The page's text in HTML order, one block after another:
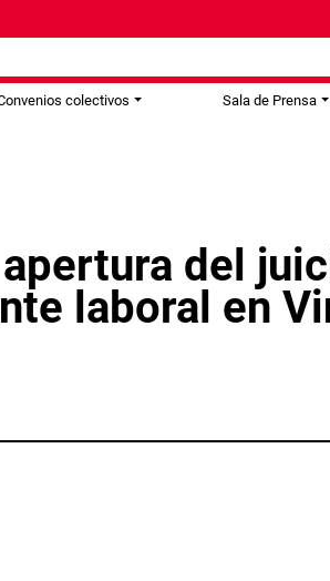
colectivos Sala de Prensa
del
laboral en